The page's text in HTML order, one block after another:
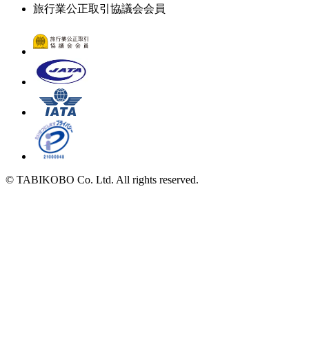
旅行業公正取引協議会会員
© TABIKOBO Co. Ltd. All rights reserved.